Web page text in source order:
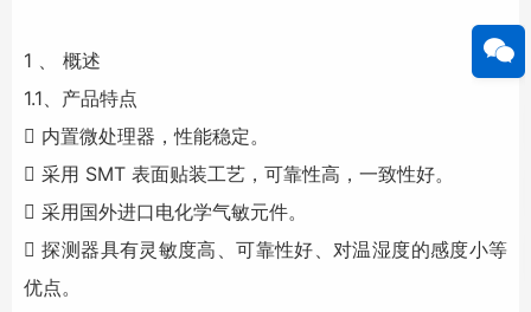
1 、 概述
1.1、产品特点
 内置微处理器，性能稳定。
 采用 SMT 表面贴装工艺，可靠性高，一致性好。
 采用国外进口电化学气敏元件。
 探测器具有灵敏度高、可靠性好、对温湿度的感度小等
优点。